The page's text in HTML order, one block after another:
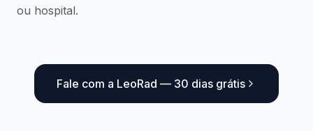
ou hospital.
Fale com a LeoRad — 30 dias grátis